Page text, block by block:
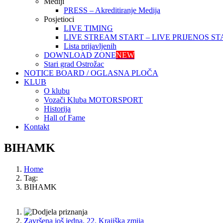
PRESS – Akreditiranje Medija
Posjetioci
LIVE TIMING
LIVE STREAM START – LIVE PRIJENOS
Lista prijavljenih
DOWNLOAD ZONENEW
Stari grad Ostrožac
NOTICE BOARD / OGLASNA PLOČA
KLUB
O klubu
Vozači Kluba MOTORSPORT
Historija
Hall of Fame
Kontakt
BIHAMK
Home
Tag:
BIHAMK
Završena još jedna, 22. Krajiška zmija
1
2